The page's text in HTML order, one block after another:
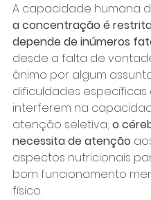
A capacidade humana
a concentração é
depende de inúmeros
desde a falta de
ânimo por algum
dificuldades específicas
interferem na
atenção seletiva; o
necessita de atenção
aspectos nutricionais
bom funcionamento
físico.